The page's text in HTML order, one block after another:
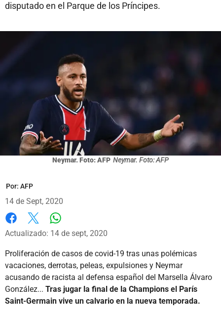
disputado en el Parque de los Príncipes.
Neymar. Foto: AFP Neymar. Foto: AFP
Por: AFP
14 de Sept, 2020
Facebook
X
Actualizado: 14 de sept, 2020
Proliferación de casos de covid-19 tras unas polémicas
vacaciones, derrotas, peleas, expulsiones y Neymar
acusando de racista al defensa español del Marsella Álvaro
González... Tras jugar la final de la Champions el París
Saint-Germain vive un calvario en la nueva temporada.